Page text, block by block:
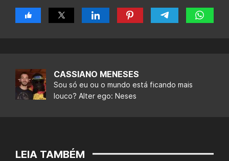
CASSIANO MENESES
Sou só eu ou o mundo está ficando mais
louco? Alter ego: Neses
LEIA TAMBÉM